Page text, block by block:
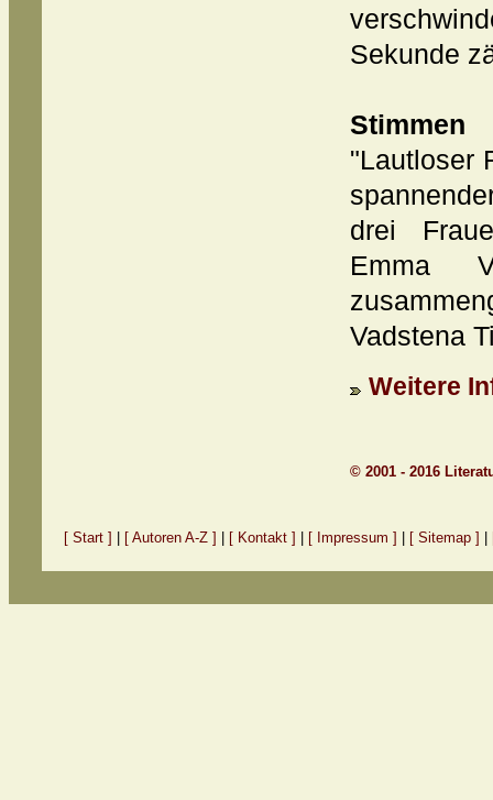
Sekunde
Stimmen
"Lautloser
drei
Emma
Vadstena
Weitere
© 2001 - 2016
[ Start ] [ Autoren A-Z ] [ Kontakt ] [ Impressum ] [ Sitemap ]